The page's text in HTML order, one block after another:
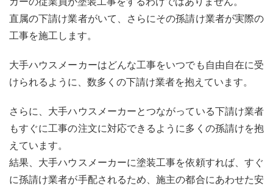
料じ
ゃな
いと
性能
持で
きな
い」
われ
た
ら？
大手
ハウ
直属の下請け業者がいて、さらにその孫請け業者が実際の
工事を施工します。
大手ハウスメーカーはどんな工事をいつでも自由自在に受
けられるように、数多くの下請け業者を抱えています。
さらに、大手ハウスメーカーとつながっている下請け業者
もすぐに工事の注文に対応できるように多くの孫請けを抱
えています。
結果、大手ハウスメーカーに塗装工事を依頼すれば、すぐ
に孫請け業者が手配されるため、施主の都合にあわせた安